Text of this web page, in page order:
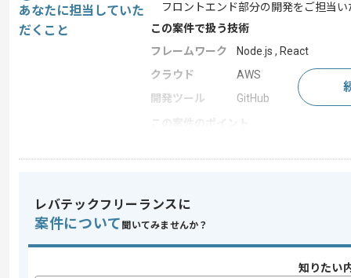
あなたに担当していた
だくこと
フロントエンド部分の開発をご担当い
この案件で扱う技術
フレームワーク
Node.js , React
クラウド
AWS
開発ツール
GitHub
ベンチャー企業 , 新技
・スクラムでのチーム開発経験
レバテックフリーランスに
案件について 聞いてみませんか？
知りたい